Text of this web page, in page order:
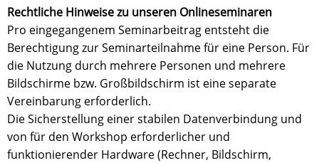
Rechtliche Hinweise zu unseren Onlineseminaren
Pro eingegangenem Seminarbeitrag entsteht die
Berechtigung zur Seminarteilnahme für eine Person. Für
die Nutzung durch mehrere Personen und mehrere
Bildschirme bzw. Großbildschirm ist eine separate
Vereinbarung erforderlich.
Die Sicherstellung einer stabilen Datenverbindung und
von für den Workshop erforderlicher und
funktionierender Hardware (Rechner, Bildschirm,